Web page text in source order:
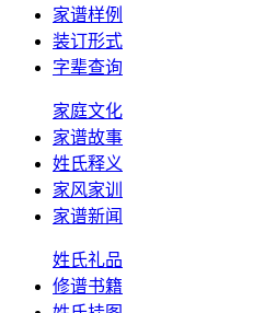
家谱样例
装订形式
字辈查询
家庭文化
家谱故事
姓氏释义
家风家训
家谱新闻
姓氏礼品
修谱书籍